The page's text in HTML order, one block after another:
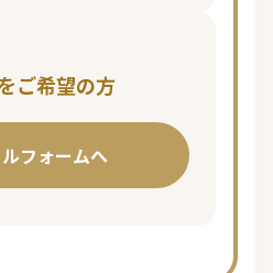
ご希望の方
フォームへ